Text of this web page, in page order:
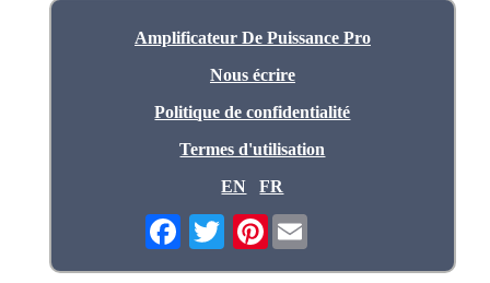
Amplificateur De Puissance Pro
Nous écrire
Politique de confidentialité
Termes d'utilisation
EN
FR
Pinterest